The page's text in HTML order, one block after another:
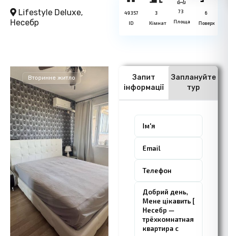
Lifestyle Deluxe,
Несебр
49357
ID
3
Кімнат
73
Площа
6
Поверх
Вторинне житло
Запит
інформації
Заплануйте
тур